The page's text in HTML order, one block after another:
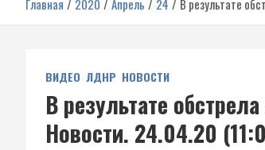
Украине
Главная 2020 Апрель 24 В результате
ВИДЕО ЛДНР НОВОСТИ
В результате
Новости. 24.04.20